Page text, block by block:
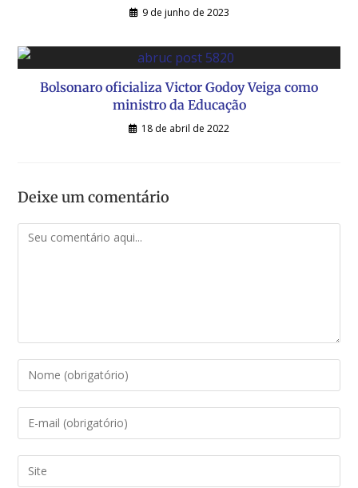
9 de junho de 2023
Bolsonaro oficializa Victor Godoy Veiga como
ministro da Educação
18 de abril de 2022
Deixe um comentário